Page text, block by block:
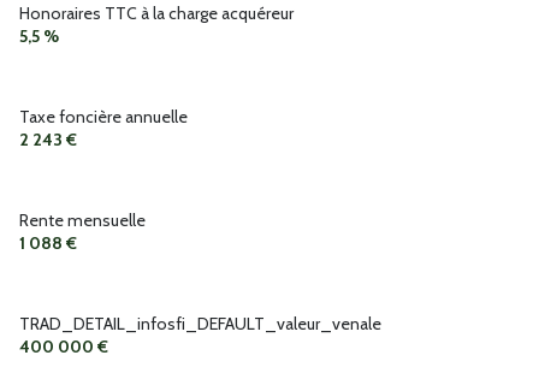
Honoraires TTC à la charge acquéreur
5,5 %
Taxe foncière annuelle
2 243 €
Rente mensuelle
1 088 €
TRAD_DETAIL_infosfi_DEFAULT_valeur_venale
400 000 €